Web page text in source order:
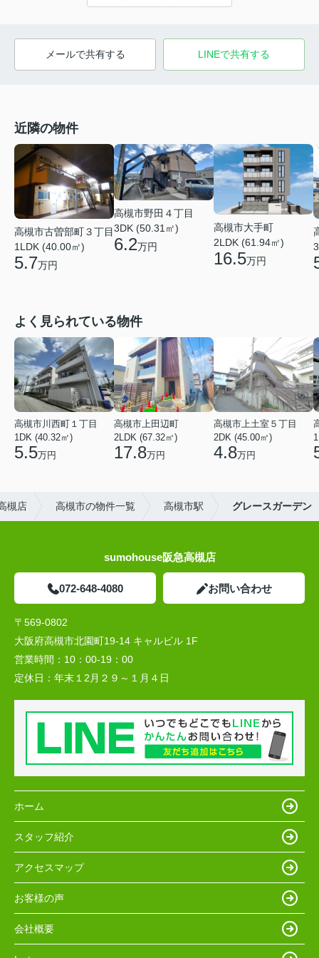
メールで共有する LINEで共有する
近隣の物件
高槻市古曽部町３丁目
1LDK (40.00㎡)
5.7万円
高槻市野田４丁目
3DK (50.31㎡)
6.2万円
高槻市大手町
2LDK (61.94㎡)
16.5万円
よく見られている物件
高槻市川西町１丁目
1DK (40.32㎡)
5.5万円
高槻市上田辺町
2LDK (67.32㎡)
17.8万円
高槻市上土室５丁目
2DK (45.00㎡)
4.8万円
槻店 高槻市の物件一覧 高槻市駅 グレースガーデン
sumohouse阪急高槻店
072-648-4080 お問い合わせ
〒569-0802
大阪府高槻市北園町19-14 キャルビル 1F
営業時間： 10：00-19：00
定休日： 年末１2月２９～１月４日
ホーム
スタッフ紹介
アクセスマップ
お客様の声
会社概要